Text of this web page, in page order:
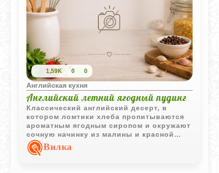
1,59K 0 0
Английская кухня
Английский летний ягодный пудинг
Классический английский десерт, в
котором ломтики хлеба пропитываются
ароматным ягодным сиропом и окружают
сочную начинку из малины и красной
смородины. После охлаждения пудинг
приобретает красивую форму и
Вилка